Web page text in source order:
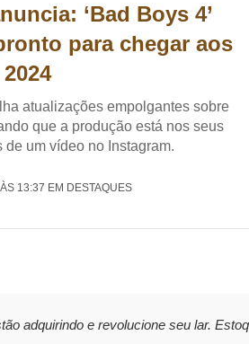
‘Bad Boys 4’
para chegar aos
atualizações empolgantes sobre
que a produção está nos seus
de um vídeo no Instagram.
13:37 EM DESTAQUES
adquirindo e revolucione seu lar.